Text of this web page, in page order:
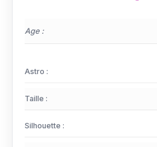
Age :
Astro :
Taille :
Silhouette :